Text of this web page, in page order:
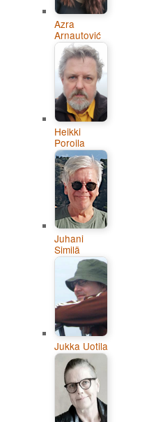
Azra
Arnautović
Heikki
Poroila
Juhani
Similä
Jukka Uotila